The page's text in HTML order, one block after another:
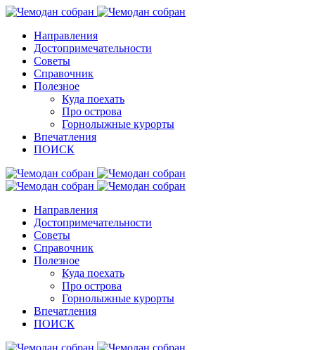
Направления
Достопримечательности
Советы
Справочник
Полезное
Куда поехать
Про острова
Горнолыжные курорты
Впечатления
ПОИСК
Направления
Достопримечательности
Советы
Справочник
Полезное
Куда поехать
Про острова
Горнолыжные курорты
Впечатления
ПОИСК